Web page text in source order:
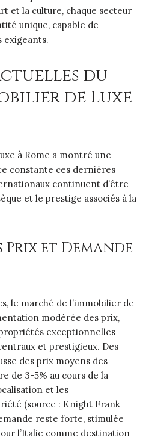
et la culture, chaque secteur
unique, capable de
exigeants.
du
de Luxe
à Rome a montré une
constante ces dernières
continuent d’être
et le prestige associés à la
Prix et Demande
le marché de l’immobilier de
modérée des prix,
exceptionnelles
et prestigieux. Des
des prix moyens des
de 3-5% au cours de la
et les
(source : Knight Frank
reste forte, stimulée
l’Italie comme destination